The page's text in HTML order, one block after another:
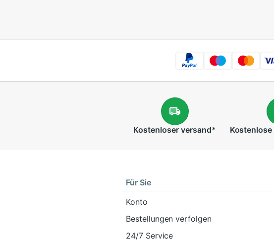
Kostenloserversand* Kostenlose
Für Sie
Konto
Bestellungen verfolgen
24/7 Service